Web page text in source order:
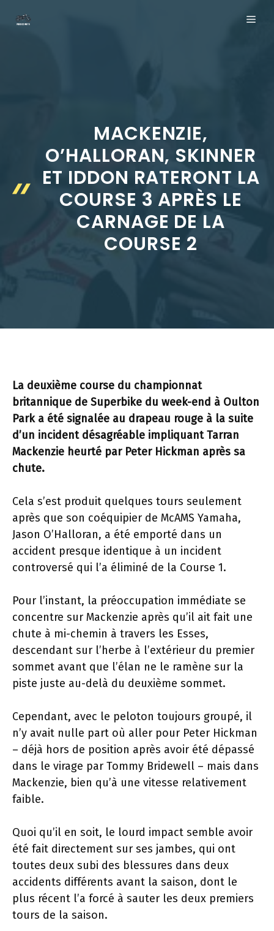
MACKENZIE,
O’HALLORAN, SKINNER
ET IDDON RATERONT LA
COURSE 3 APRÈS LE
CARNAGE DE LA
COURSE 2
La deuxième course du championnat
britannique de Superbike du week-end à Oulton
Park a été signalée au drapeau rouge à la suite
d’un incident désagréable impliquant Tarran
Mackenzie heurté par Peter Hickman après sa
chute.
Cela s’est produit quelques tours seulement
après que son coéquipier de McAMS Yamaha,
Jason O’Halloran, a été emporté dans un
accident presque identique à un incident
controversé qui l’a éliminé de la Course 1.
Pour l’instant, la préoccupation immédiate se
concentre sur Mackenzie après qu’il ait fait une
chute à mi-chemin à travers les Esses,
descendant sur l’herbe à l’extérieur du premier
sommet avant que l’élan ne le ramène sur la
piste juste au-delà du deuxième sommet.
Cependant, avec le peloton toujours groupé, il
n’y avait nulle part où aller pour Peter Hickman
– déjà hors de position après avoir été dépassé
dans le virage par Tommy Bridewell – mais dans
Mackenzie, bien qu’à une vitesse relativement
faible.
Quoi qu’il en soit, le lourd impact semble avoir
été fait directement sur ses jambes, qui ont
toutes deux subi des blessures dans deux
accidents différents avant la saison, dont le
plus récent l’a forcé à sauter les deux premiers
tours de la saison.